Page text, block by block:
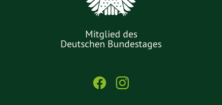
Mitglied des
Deutschen Bundestages